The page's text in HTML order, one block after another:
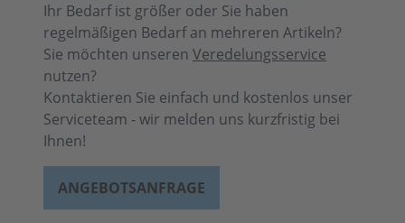
Ihr Bedarf ist größer oder Sie haben
regelmäßigen Bedarf an mehreren Artikeln?
Sie möchten unseren Veredelungsservice
nutzen?
Kontaktieren Sie einfach und kostenlos unser
Serviceteam - wir melden uns kurzfristig bei
Ihnen!
ANGEBOTSANFRAGE